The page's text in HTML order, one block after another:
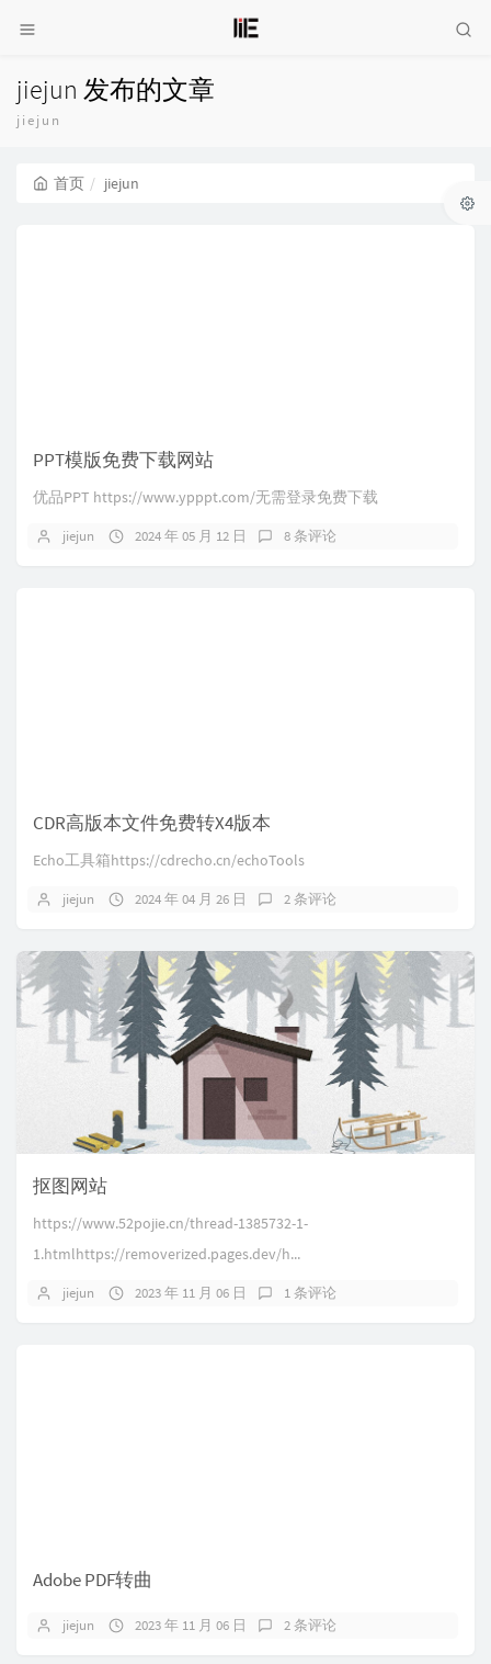
jiejun 发布的文章
jiejun
首页 jiejun
PPT模版免费下载网站
优品PPT https://www.ypppt.com/无需登录免费下载
jiejun 2024 年 05 月 12 日 8 条评论
CDR高版本文件免费转X4版本
Echo工具箱https://cdrecho.cn/echoTools
jiejun 2024 年 04 月 26 日 2 条评论
抠图网站
https://www.52pojie.cn/thread-1385732-1-
1.htmlhttps://removerized.pages.dev/h...
jiejun 2023 年 11 月 06 日 1 条评论
Adobe PDF转曲
jiejun 2023 年 11 月 06 日 2 条评论